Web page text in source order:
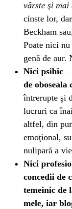
vârste şi
cinste lor,
Beckham
Poate nici
genă de aur.
Nici psihic –
de oboseala
întrerupte şi
lucruri ca
altfel, din
emoţional,
nulipară a
Nici
concedii de
temeinic de
mele, iar